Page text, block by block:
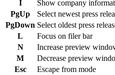
I
Show company
PgUp
Select newest press
PgDown Select oldest press
L
Focus on filer bar
N
Increase preview
M
Decrease preview
Esc
Escape from mode